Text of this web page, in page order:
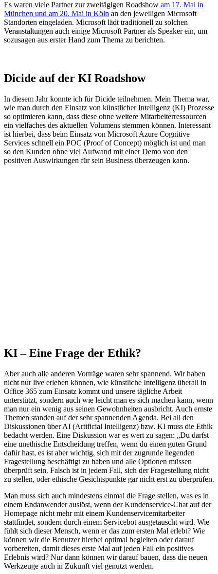
Es waren viele Partner zur zweitägigen Roadshow am 17. Mai in
München und am 20. Mai in Köln an den jeweiligen Microsoft
Standorten eingeladen. Microsoft lädt traditionell zu solchen
Veranstaltungen auch einige Microsoft Partner als Speaker ein, um
sozusagen aus erster Hand zum Thema zu berichten.
Dicide auf der KI Roadshow
In diesem Jahr konnte ich für Dicide teilnehmen. Mein Thema war,
wie man durch den Einsatz von künstlicher Intelligenz (KI) Prozesse
so optimieren kann, dass diese ohne weitere Mitarbeiterressourcen
ein vielfaches des aktuellen Volumens stemmen können. Interessant
ist hierbei, dass beim Einsatz von Microsoft Azure Cognitive
Services schnell ein POC (Proof of Concept) möglich ist und man
so den Kunden ohne viel Aufwand mit einer Demo von den
positiven Auswirkungen für sein Business überzeugen kann.
KI – Eine Frage der Ethik?
Aber auch alle anderen Vorträge waren sehr spannend. Wir haben
nicht nur live erleben können, wie künstliche Intelligenz überall in
Office 365 zum Einsatz kommt und unsere tägliche Arbeit
unterstützt, sondern auch wie leicht man es sich machen kann, wenn
man nur ein wenig aus seinen Gewohnheiten ausbricht. Auch ernste
Themen standen auf der sehr spannenden Agenda. Bei all den
Diskussionen über AI (Artificial Intelligenz) bzw. KI muss die Ethik
bedacht werden. Eine Diskussion war es wert zu sagen: „Du darfst
eine unethische Entscheidung treffen, wenn du einen guten Grund
dafür hast, es ist aber wichtig, sich mit der zugrunde liegenden
Fragestellung beschäftigt zu haben und alle Optionen müssen
überprüft sein. Falsch ist in jedem Fall, sich der Fragestellung nicht
zu stellen, oder ethische Gesichtspunkte gar nicht erst zu überprüfen.
Man muss sich auch mindestens einmal die Frage stellen, was es in
einem Endanwender auslöst, wenn der Kundenservice-Chat auf der
Homepage nicht mehr mit einem Kundenservicemitarbeiter
stattfindet, sondern durch einem Servicebot ausgetauscht wird. Wie
fühlt sich dieser Mensch, wenn er das zum ersten Mal erlebt? Wie
können wir die Benutzer hierbei optimal begleiten oder darauf
vorbereiten, damit dieses erste Mal auf jeden Fall ein positives
Erlebnis wird? Nur dann können wir darauf bauen, dass die neuen
Werkzeuge auch in Zukunft viel genutzt werden.